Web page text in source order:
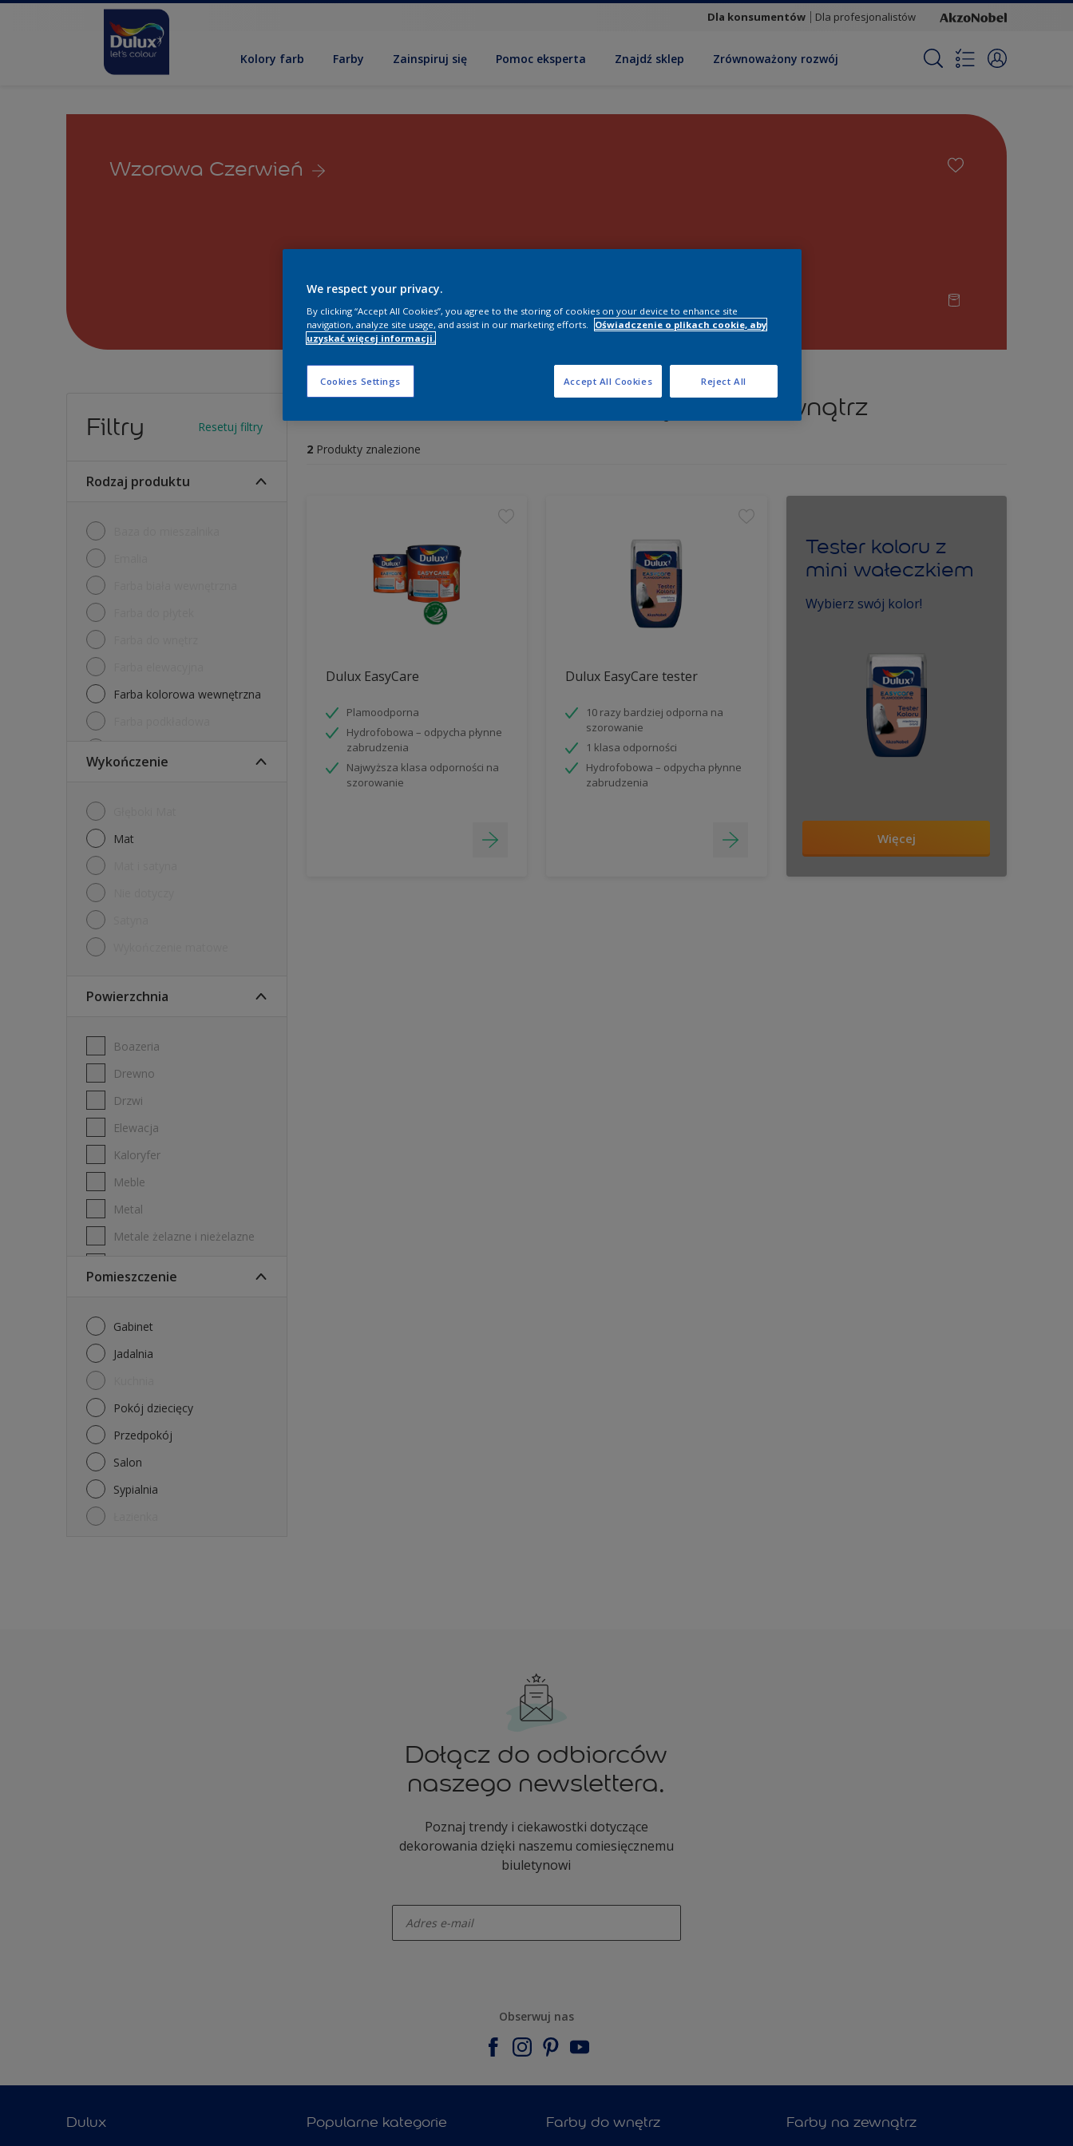
Dla konsumentów Dla profesjonalistów
Kolory farb Farby Zainspiruj się Pomoc eksperta Znajdź sklep Zrównoważony rozwój
Wzorowa Czerwień
Filtry Resetuj filtry
Rodzaj produktu
Farba kolorowa wewnętrzna
Wykończenie
mat
Powierzchnia
Boazeria
Drewno
Drzwi
Elewacja
Kaloryfer
Meble
Metal
Metale żelazne i nieżelazne
Pomieszczenie
Gabinet
Jadalnia
Pokój dziecięcy
Przedpokój
Salon
Sypialnia
Farby białe i kolorowe do wnętrz i na zewnątrz
2 Produkty znalezione
Dulux EasyCare
Plamoodporna
Hydrofobowa – odpycha płynne
zabrudzenia
Najwyższa klasa odporności na
szorowanie
Dulux EasyCare tester
10 razy bardziej odporna na
szorowanie
1 klasa odporności
Hydrofobowa – odpycha płynne
zabrudzenia
Tester koloru z
mini wałeczkiem
Wybierz swój kolor!
Więcej
Dołącz do odbiorców
naszego newslettera.
Poznaj trendy i ciekawostki dotyczące
dekorowania dzięki naszemu comiesięcznemu
biuletynowi
Obserwuj nas
Dulux Popularne kategorie Farby do wnętrz Farby na zewnątrz
We respect your privacy.
By clicking “Accept All Cookies”, you agree to the storing of cookies on your device to enhance site
navigation, analyze site usage, and assist in our marketing efforts.
Oświadczenie o plikach cookie, aby
uzyskać więcej informacji.
Cookies Settings Reject All
Accept All Cookies